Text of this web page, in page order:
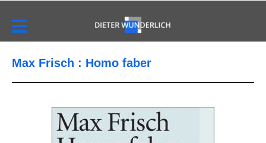
Max Frisch : Homo faber